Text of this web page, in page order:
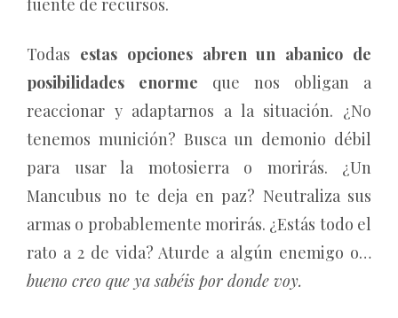
fuente de recursos.
Todas estas opciones abren un abanico de
posibilidades enorme que nos obligan a
reaccionar y adaptarnos a la situación. ¿No
tenemos munición? Busca un demonio débil
para usar la motosierra o morirás. ¿Un
Mancubus no te deja en paz? Neutraliza sus
armas o probablemente morirás. ¿Estás todo el
rato a 2 de vida? Aturde a algún enemigo o…
bueno creo que ya sabéis por donde voy.